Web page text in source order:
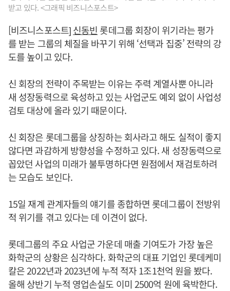
받고 있다. <그래픽 비즈니스포스트>
[비즈니스포스트]신동빈롯데그룹 회장이 위기라는 평가
를 받는 그룹의 체질을 바꾸기 위해 ‘선택과 집중’ 전략의 강
도를 높이고 있다.
신 회장의 전략이 주목받는 이유는 주력 계열사뿐 아니라
새 성장동력으로 육성하고 있는 사업군도 예외 없이 사업성
검토 대상에 올라 있기 때문이다.
신 회장은 롯데그룹을 상징하는 회사라고 해도 실적이 좋지
않다면 과감하게 방향성을 수정하고 있다. 새 성장동력으로
꼽았던 사업의 미래가 불투명하다면 원점에서 재검토하려
는 모습도 보인다.
15일 재계 관계자들의 얘기를 종합하면 롯데그룹이 전방위
적 위기를 겪고 있다는 데 이견이 없다.
롯데그룹의 주요 사업군 가운데 매출 기여도가 가장 높은
화학군의 상황은 심각하다. 화학군의 대표 기업인 롯데케미
칼은 2022년과 2023년에 누적 적자 1조1천억 원을 봤다.
올해 상반기 누적 영업손실도 이미 2500억 원에 육박한다.